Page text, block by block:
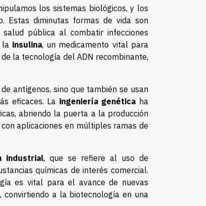
los sistemas biológicos, y los
Estas diminutas formas de vida son
pública al combatir infecciones
la insulina, un medicamento vital para
la tecnología del ADN recombinante,
antígenos, sino que también se usan
eficaces. La ingeniería genética ha
abriendo la puerta a la producción
aplicaciones en múltiples ramas de
industrial, que se refiere al uso de
químicas de interés comercial.
es vital para el avance de nuevas
a la biotecnología en una